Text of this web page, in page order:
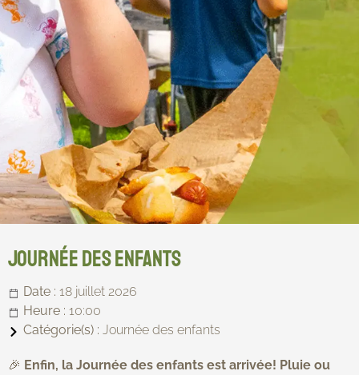
Journée des enfants
Date : 18 juillet 2026
Heure : 10:00
Catégorie(s) : Journée des enfants
🎉 Enfin, la Journée des enfants est arrivée! Pluie ou